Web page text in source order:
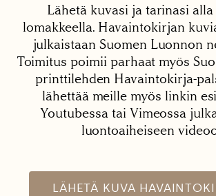
Lähetä kuvasi ja tarinasi
lomakkeella. Havaintokirjan
julkaistaan Suomen Luonnon
Toimitus poimii parhaat myös
printtilehden Havaintokirja-
lähettää meille myös linkin
Youtubessa tai Vimeossa
luontoaiheiseen
LÄHETÄ KUVA